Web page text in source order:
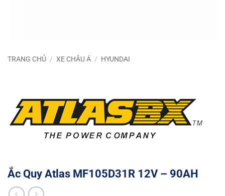
TRANG CHỦ / XE CHÂU Á / HYUNDAI
Ắc Quy Atlas MF105D31R 12V – 90AH